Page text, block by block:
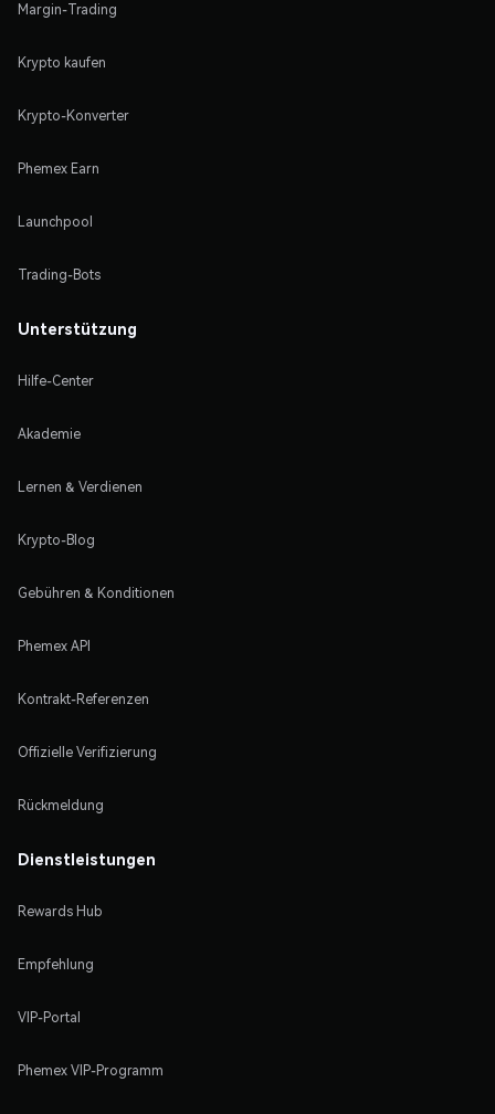
Margin-Trading
Krypto kaufen
Krypto-Konverter
Phemex Earn
Launchpool
Trading-Bots
Unterstützung
Hilfe-Center
Akademie
Lernen & Verdienen
Krypto-Blog
Gebühren & Konditionen
Phemex API
Kontrakt-Referenzen
Offizielle Verifizierung
Rückmeldung
Dienstleistungen
Rewards Hub
Empfehlung
VIP-Portal
Phemex VIP-Programm